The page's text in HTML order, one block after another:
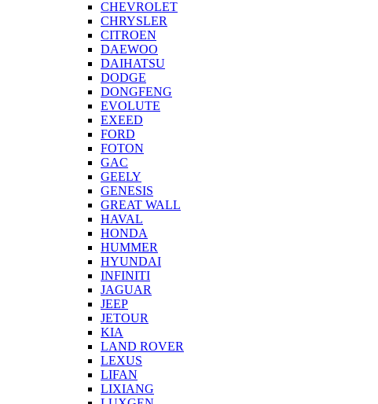
CHEVROLET
CHRYSLER
CITROEN
DAEWOO
DAIHATSU
DODGE
DONGFENG
EVOLUTE
EXEED
FORD
FOTON
GAC
GEELY
GENESIS
GREAT WALL
HAVAL
HONDA
HUMMER
HYUNDAI
INFINITI
JAGUAR
JEEP
JETOUR
KIA
LAND ROVER
LEXUS
LIFAN
LIXIANG